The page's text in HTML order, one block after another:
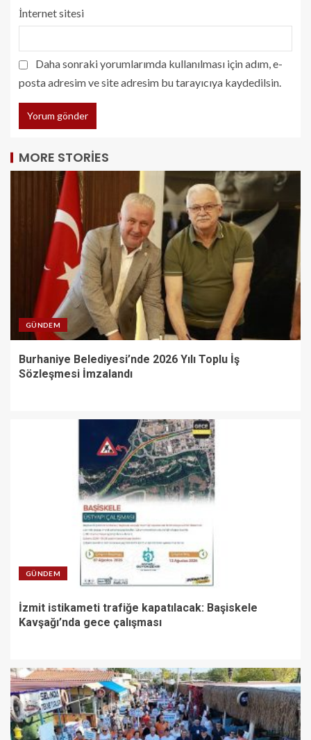
İnternet sitesi
Daha sonraki yorumlarımda kullanılması için adım, e-
posta adresim ve site adresim bu tarayıcıya kaydedilsin.
MORE STORIES
GÜNDEM
Burhaniye Belediyesi’nde 2026 Yılı Toplu İş
Sözleşmesi İmzalandı
GÜNDEM
İzmit istikameti trafiğe kapatılacak: Başiskele
Kavşağı’nda gece çalışması